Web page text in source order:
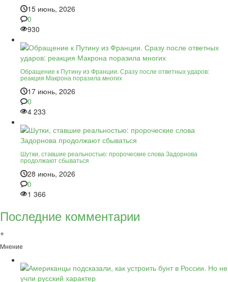
15 июнь, 2026
0
930
Обращение к Путину из Франции. Сразу после ответных ударов:
реакция Макрона поразила многих
17 июнь, 2026
0
4 233
Шутки, ставшие реальностью: пророческие слова Задорнова
продолжают сбываться
28 июнь, 2026
0
1 366
Последние комментарии
+
Мнение